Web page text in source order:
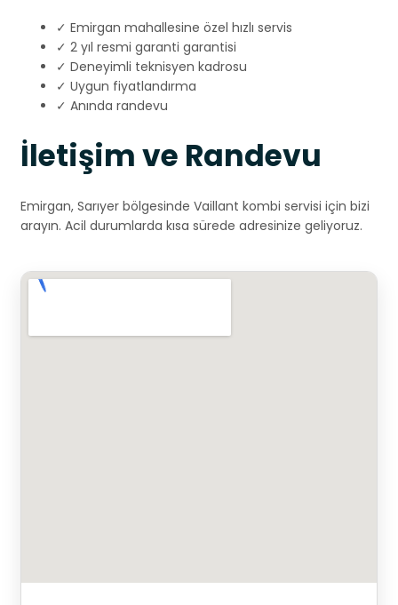
✓ Emirgan mahallesine özel hızlı servis
✓ 2 yıl resmi garanti garantisi
✓ Deneyimli teknisyen kadrosu
✓ Uygun fiyatlandırma
✓ Anında randevu
İletişim ve Randevu
Emirgan, Sarıyer bölgesinde Vaillant kombi servisi için bizi
arayın. Acil durumlarda kısa sürede adresinize geliyoruz.